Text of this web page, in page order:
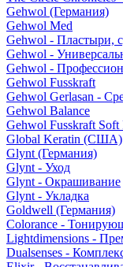
Gehwol (Германия)
Gehwol Med
Gehwol - Пластыри,
Gehwol -
Gehwol -
Gehwol Fusskraft
Gehwol Gerlasan -
Gehwol Balance
Gehwol Fusskraft Soft
Global Keratin (США)
Glynt (Германия)
Glynt - Уход
Glynt - Окрашивание
Glynt - Укладка
Goldwell (Германия)
Colorance -
Lightdimensions -
Dualsenses -